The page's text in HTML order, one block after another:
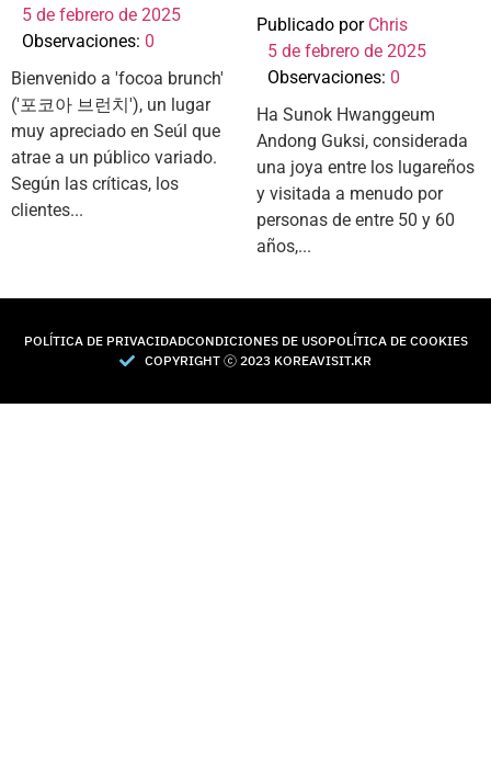
5 de febrero de 2025
Observaciones: 0
Bienvenido a 'focoa brunch'
('포코아 브런치'), un lugar
muy apreciado en Seúl que
atrae a un público variado.
Según las críticas, los
clientes...
Publicado por Chris
5 de febrero de 2025
Observaciones: 0
Ha Sunok Hwanggeum
Andong Guksi, considerada
una joya entre los lugareños
y visitada a menudo por
personas de entre 50 y 60
años,...
POLÍTICA DE PRIVACIDADCONDICIONES DE USOPOLÍTICA DE COOKIES
COPYRIGHT Ⓒ 2023 KOREAVISIT.KR